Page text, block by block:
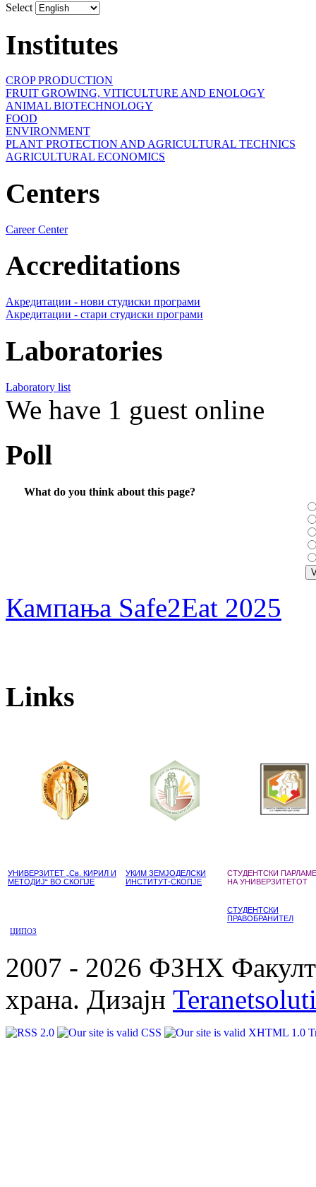
Select
Institutes
CROP PRODUCTION
FRUIT GROWING, VITICULTURE AND ENOLOGY
ANIMAL BIOTECHNOLOGY
FOOD
ENVIRONMENT
PLANT PROTECTION AND AGRICULTURAL TECHNICS
AGRICULTURAL ECONOMICS
Centers
Career Center
Accreditations
Акредитации - нови студиски програми
Акредитации - стари студиски програми
Laboratories
Laboratory list
We have 1 guest online
Poll
What do you think about this page?
Кампања Safe2Eat 2025
Links
УНИВЕРЗИТЕТ „Св. КИРИЛ И
МЕТОДИЈ“ ВО СКОПЈЕ
УКИМ ЗЕМЈОДЕЛСКИ
ИНСТИТУТ-СКОПЈЕ
СТУДЕНТСКИ
НА УНИВЕРЗИТЕТОТ
СТУДЕНТСКИ
ПРАВОБРАНИТЕЛ
ЦИПОЗ
2007 - 2026 ФЗНХ
храна. Дизајн